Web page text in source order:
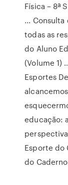
Física – 8ª
...
todas as
do Aluno
(Volume 1)
Esportes
educação:
Esporte do
do